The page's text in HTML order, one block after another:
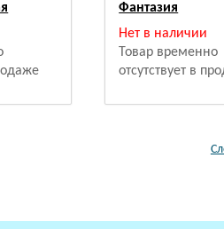
Фантазия
Нет в наличии
Товар временно
отсутствует в